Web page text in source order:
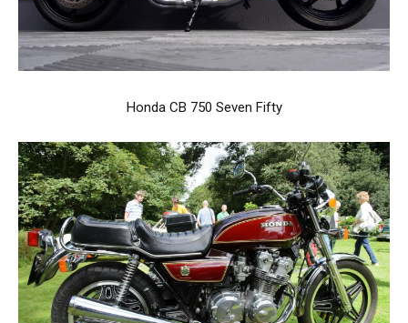
Honda CB 750 Seven Fifty